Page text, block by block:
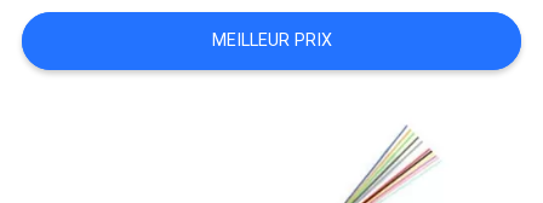
PLAN
DU
MEILLEUR PRIX